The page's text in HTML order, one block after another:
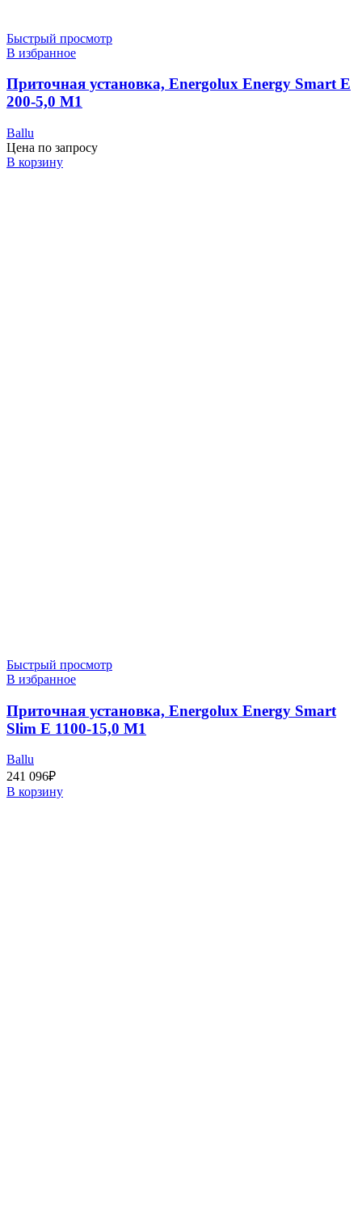
Быстрый просмотр
В избранное
Приточная установка, Energolux Energy Smart E
200-5,0 M1
Ballu
Цена по запросу
В корзину
Быстрый просмотр
В избранное
Приточная установка, Energolux Energy Smart
Slim E 1100-15,0 M1
Ballu
241 096₽
В корзину